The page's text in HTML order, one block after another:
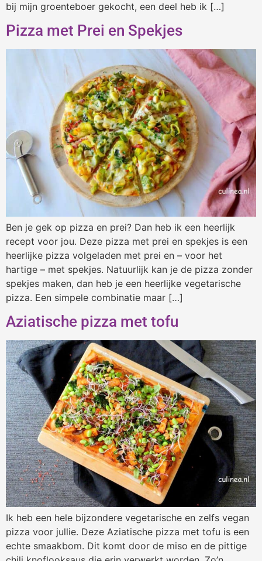
bij mijn groenteboer gekocht, een deel heb ik […]
Pizza met Prei en Spekjes
Ben je gek op pizza en prei? Dan heb ik een heerlijk
recept voor jou. Deze pizza met prei en spekjes is een
heerlijke pizza volgeladen met prei en – voor het
hartige – met spekjes. Natuurlijk kan je de pizza zonder
spekjes maken, dan heb je een heerlijke vegetarische
pizza. Een simpele combinatie maar […]
Aziatische pizza met tofu
Ik heb een hele bijzondere vegetarische en zelfs vegan
pizza voor jullie. Deze Aziatische pizza met tofu is een
echte smaakbom. Dit komt door de miso en de pittige